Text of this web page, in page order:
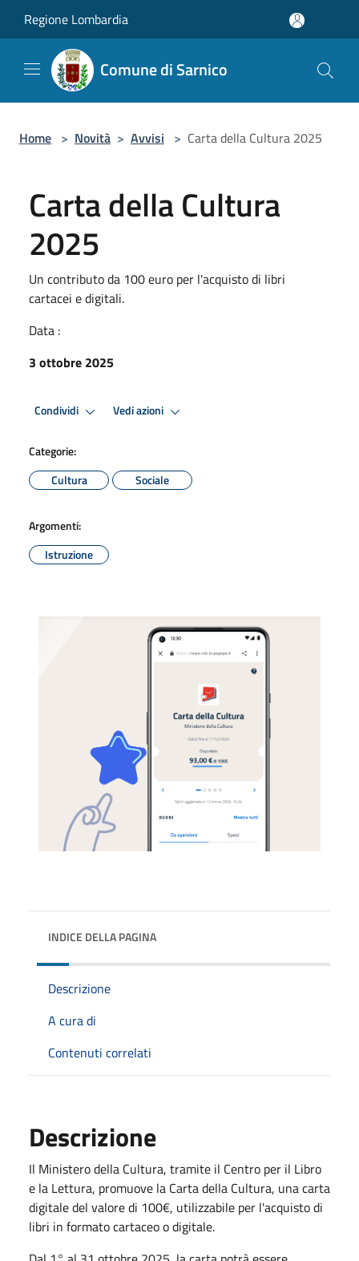
Regione Lombardia
Comune di Sarnico
Home > Novità > Avvisi > Carta della Cultura 2025
Carta della Cultura
2025
Un contributo da 100 euro per l'acquisto di libri
cartacei e digitali.
Data :
3 ottobre 2025
Condividi Vedi azioni
Categorie:
Cultura
Sociale
Argomenti:
Istruzione
INDICE DELLA PAGINA
Descrizione
A cura di
Contenuti correlati
Descrizione
Il Ministero della Cultura, tramite il Centro per il Libro
e la Lettura, promuove la Carta della Cultura, una carta
digitale del valore di 100€, utilizzabile per l'acquisto di
libri in formato cartaceo o digitale.